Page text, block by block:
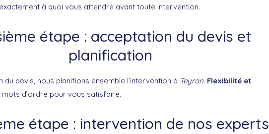
à quoi vous attendre avant toute intervention.
étape : acceptation du devis et
planification
devis, nous planifions ensemble l’intervention à Teyran. Flexibilité et
d’ordre pour vous satisfaire.
étape : intervention de nos experts